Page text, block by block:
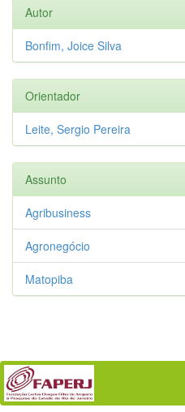
Autor
Bonfim, Joice Silva
Orientador
Leite, Sergio Pereira
Assunto
Agribusiness
Agronegócio
Matopiba